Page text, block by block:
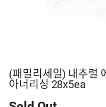
(패밀리세일) 내추럴
아너리싱 28x5ea